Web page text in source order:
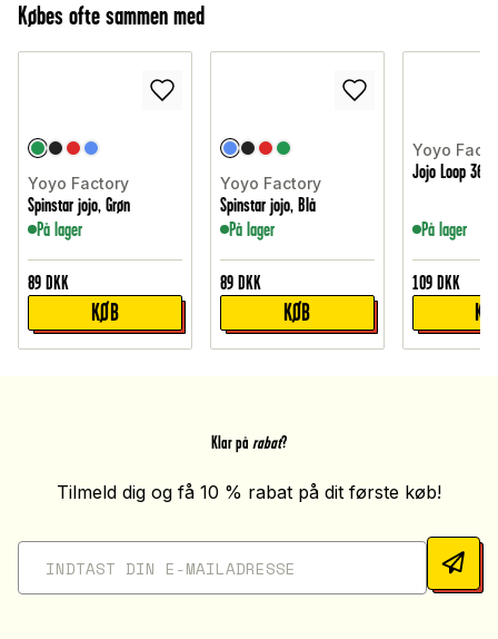
Købes ofte sammen med
Yoyo Factory
Spinstar jojo, Grøn
På lager
89 DKK
KØB
Yoyo Factory
Spinstar jojo, Blå
På lager
89 DKK
KØB
Yoyo
Jojo Loop 360,
På lager
109 DKK
Klar på rabat?
Tilmeld dig og få 10 % rabat på dit første køb!